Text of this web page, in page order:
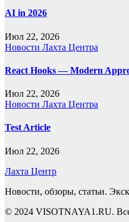
AI in 2026
Июл 22, 2026
Новости Лахта Центра
React Hooks — Modern
Июл 22, 2026
Новости Лахта Центра
Test Article
Июл 22, 2026
Лахта Центр
Новости, обзоры, статьи.
© 2024 VISOTNAYA1.RU.